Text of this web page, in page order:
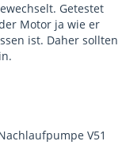
Getestet
Motor ja wie er
ist. Daher sollten
V51